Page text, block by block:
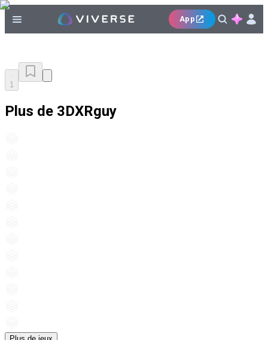
App
1
Plus de 3DXRguy